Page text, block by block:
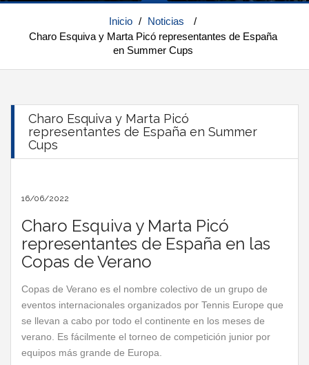
Inicio / Noticias
/
Charo Esquiva y Marta Picó representantes de España
en Summer Cups
Charo Esquiva y Marta Picó
representantes de España en Summer
Cups
16/06/2022
Charo Esquiva y Marta Picó
representantes de España en las
Copas de Verano
Copas de Verano es el nombre colectivo de un grupo de
eventos internacionales organizados por Tennis Europe que
se llevan a cabo por todo el continente en los meses de
verano. Es fácilmente el torneo de competición junior por
equipos más grande de Europa.